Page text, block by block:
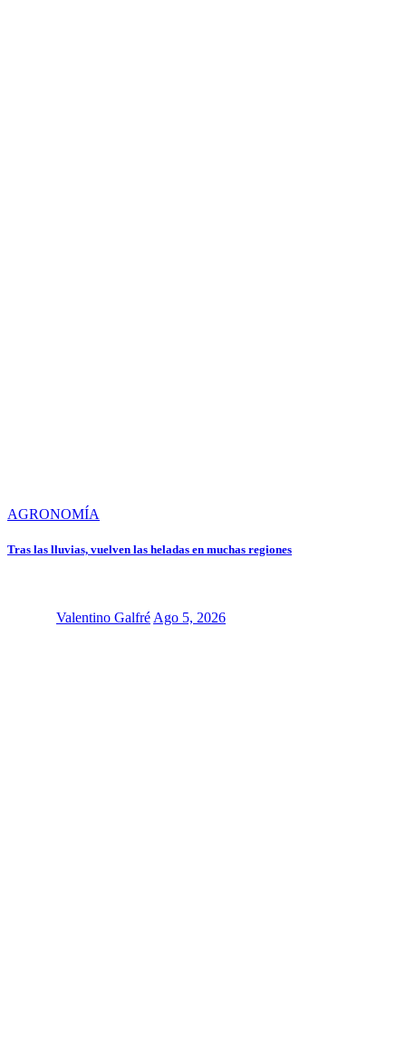
AGRONOMÍA
Tras las lluvias, vuelven las heladas en muchas regiones
Valentino Galfré Ago 5, 2026